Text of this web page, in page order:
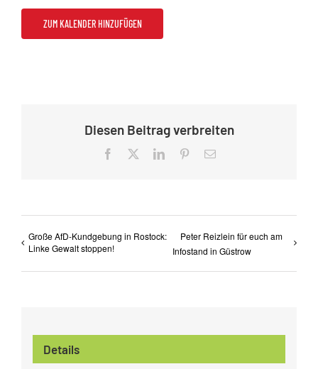
ZUM KALENDER HINZUFÜGEN
Diesen Beitrag verbreiten
Facebook LinkedInPinterest
E-
Große AfD-Kundgebung in Rostock:
Linke Gewalt stoppen!
Peter Reizlein für euch am
Infostand in Güstrow
Details